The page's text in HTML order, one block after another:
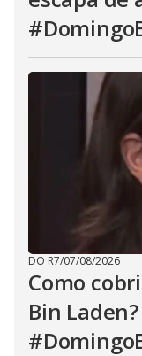
DO R7/07/08/2026
Como
Bin